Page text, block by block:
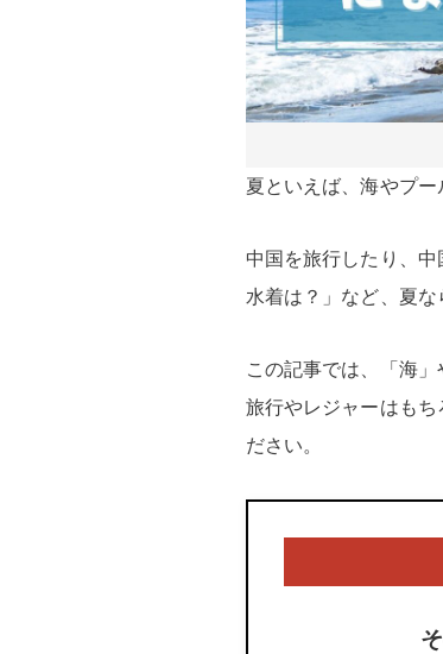
夏といえば、海やプー
中国を旅行したり、
水着は？」など、夏
この記事では、「海
旅行やレジャーはもち
ださい。